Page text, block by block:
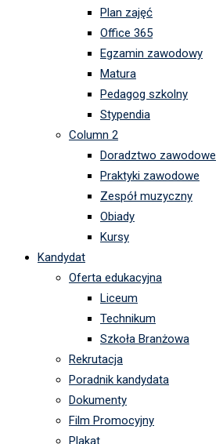
Plan zajęć
Office 365
Egzamin zawodowy
Matura
Pedagog szkolny
Stypendia
Column 2
Doradztwo zawodowe
Praktyki zawodowe
Zespół muzyczny
Obiady
Kursy
Kandydat
Oferta edukacyjna
Liceum
Technikum
Szkoła Branżowa
Rekrutacja
Poradnik kandydata
Dokumenty
Film Promocyjny
Plakat